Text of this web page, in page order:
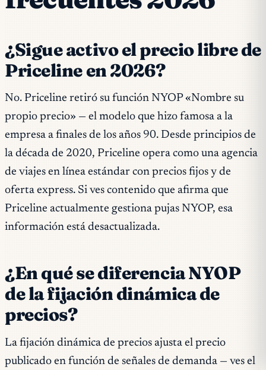
¿Sigue activo el precio libre de
Priceline en 2026?
No. Priceline retiró su función NYOP «Nombre su
propio precio» — el modelo que hizo famosa a la
empresa a finales de los años 90. Desde principios de
la década de 2020, Priceline opera como una agencia
de viajes en línea estándar con precios fijos y de
oferta express. Si ves contenido que afirma que
Priceline actualmente gestiona pujas NYOP, esa
información está desactualizada.
¿En qué se diferencia NYOP
de la fijación dinámica de
precios?
La fijación dinámica de precios ajusta el precio
publicado en función de señales de demanda — ves el